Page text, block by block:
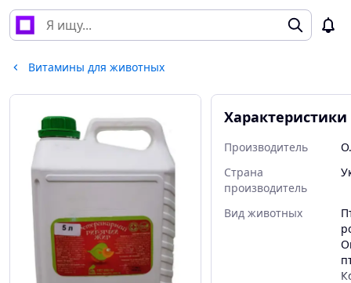
Витамины для животных
Характеристики
Производитель
Страна
производитель
Вид животных